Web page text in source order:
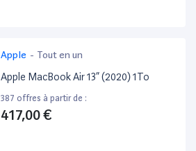
Apple - Tout en un
Apple MacBook Air 13” (2020) 1To
387 offres à partir de :
417,00 €